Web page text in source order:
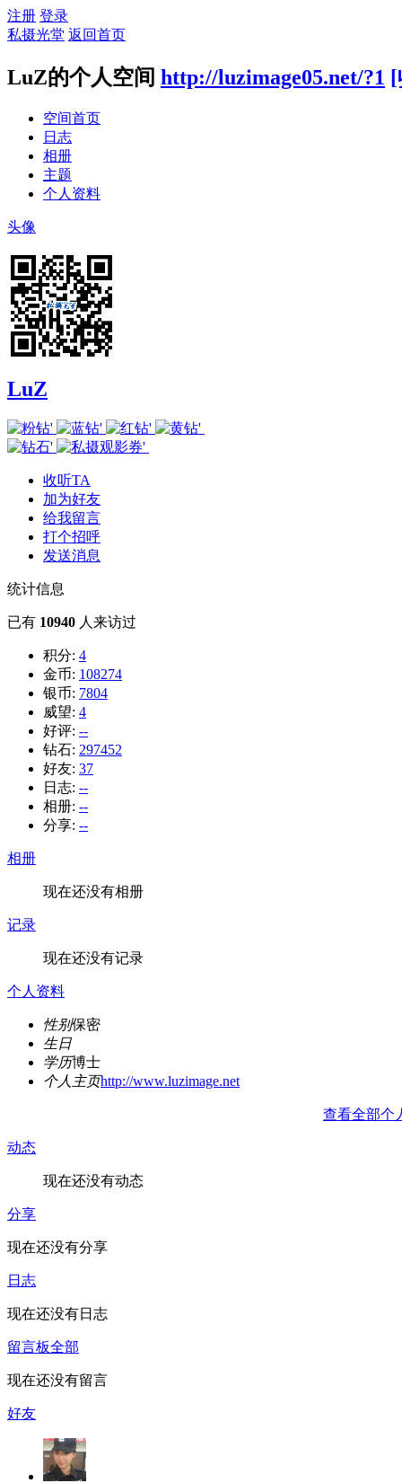
注册 登录
私摄光堂 返回首页
LuZ的个人空间 http://luzimage05.net/?1 [
空间首页
日志
相册
主题
个人资料
头像
LuZ
收听TA
加为好友
给我留言
打个招呼
发送消息
统计信息
已有 10940 人来访过
积分: 4
金币: 108274
银币: 7804
威望: 4
好评: --
钻石: 297452
好友: 37
日志: --
相册: --
分享: --
相册
现在还没有相册
记录
现在还没有记录
个人资料
性别保密
生日
学历博士
个人主页http://www.luzimage.net
查看全部个
动态
现在还没有动态
分享
现在还没有分享
日志
现在还没有日志
留言板全部
现在还没有留言
好友